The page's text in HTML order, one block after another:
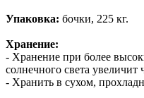
Упаковка: бочки, 225 кг.
Хранение:
- Хранение при более
солнечного света увеличит
- Хранить в сухом,